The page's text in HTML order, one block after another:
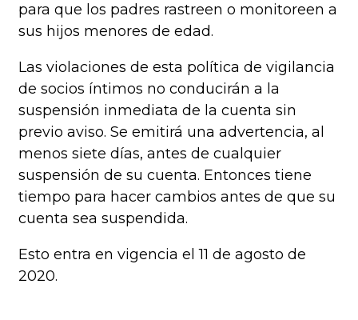
para que los padres rastreen o monitoreen a
sus hijos menores de edad.
Las violaciones de esta política de vigilancia
de socios íntimos no conducirán a la
suspensión inmediata de la cuenta sin
previo aviso. Se emitirá una advertencia, al
menos siete días, antes de cualquier
suspensión de su cuenta. Entonces tiene
tiempo para hacer cambios antes de que su
cuenta sea suspendida.
Esto entra en vigencia el 11 de agosto de
2020.